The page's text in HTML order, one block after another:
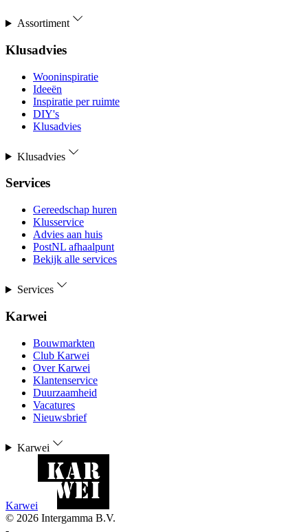
Assortiment
Klusadvies
Wooninspiratie
Ideeën
Inspiratie per ruimte
DIY's
Klusadvies
Klusadvies
Services
Gereedschap huren
Klusservice
Advies aan huis
PostNL afhaalpunt
Bekijk alle services
Services
Karwei
Bouwmarkten
Club Karwei
Over Karwei
Klantenservice
Duurzaamheid
Vacatures
Nieuwsbrief
Karwei
Karwei
© 2026 Intergamma B.V.